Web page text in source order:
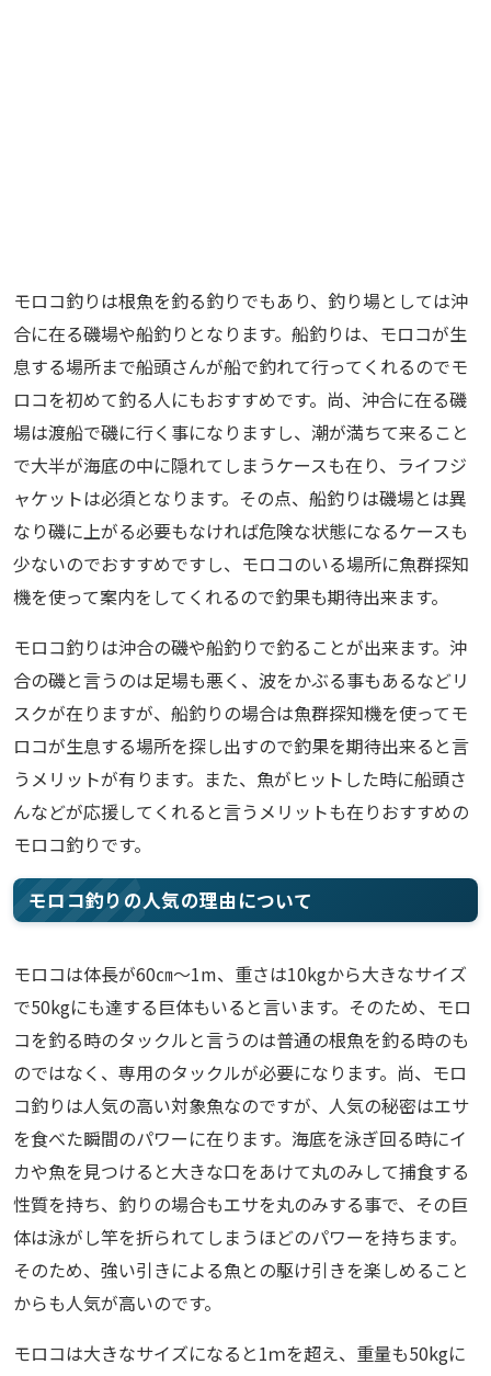
モロコ釣りは根魚を釣る釣りでもあり、釣り場としては沖
合に在る磯場や船釣りとなります。船釣りは、モロコが生
息する場所まで船頭さんが船で釣れて行ってくれるのでモ
ロコを初めて釣る人にもおすすめです。尚、沖合に在る磯
場は渡船で磯に行く事になりますし、潮が満ちて来ること
で大半が海底の中に隠れてしまうケースも在り、ライフジ
ャケットは必須となります。その点、船釣りは磯場とは異
なり磯に上がる必要もなければ危険な状態になるケースも
少ないのでおすすめですし、モロコのいる場所に魚群探知
機を使って案内をしてくれるので釣果も期待出来ます。
モロコ釣りは沖合の磯や船釣りで釣ることが出来ます。沖
合の磯と言うのは足場も悪く、波をかぶる事もあるなどリ
スクが在りますが、船釣りの場合は魚群探知機を使ってモ
ロコが生息する場所を探し出すので釣果を期待出来ると言
うメリットが有ります。また、魚がヒットした時に船頭さ
んなどが応援してくれると言うメリットも在りおすすめの
モロコ釣りです。
モロコ釣りの人気の理由について
モロコは体長が60㎝～1m、重さは10kgから大きなサイズ
で50kgにも達する巨体もいると言います。そのため、モロ
コを釣る時のタックルと言うのは普通の根魚を釣る時のも
のではなく、専用のタックルが必要になります。尚、モロ
コ釣りは人気の高い対象魚なのですが、人気の秘密はエサ
を食べた瞬間のパワーに在ります。海底を泳ぎ回る時にイ
カや魚を見つけると大きな口をあけて丸のみして捕食する
性質を持ち、釣りの場合もエサを丸のみする事で、その巨
体は泳がし竿を折られてしまうほどのパワーを持ちます。
そのため、強い引きによる魚との駆け引きを楽しめること
からも人気が高いのです。
モロコは大きなサイズになると1ｍを超え、重量も50kgに